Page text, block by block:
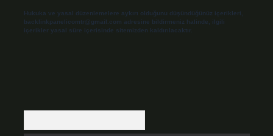
Hukuka ve yasal düzenlemelere aykırı olduğunu düşündüğünüz içerikleri,
backlinkpanelicomtr@gmail.com adresine bildirmeniz halinde, ilgili
içerikler yasal süre içerisinde sitemizden kaldırılacaktır.